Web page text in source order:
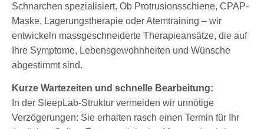
Schnarchen spezialisiert. Ob Protrusionsschiene, CPAP-
Maske, Lagerungstherapie oder Atemtraining – wir
entwickeln massgeschneiderte Therapieansätze, die auf
Ihre Symptome, Lebensgewohnheiten und Wünsche
abgestimmt sind.
Kurze Wartezeiten und schnelle Bearbeitung:
In der SleepLab-Struktur vermeiden wir unnötige
Verzögerungen: Sie erhalten rasch einen Termin für Ihr